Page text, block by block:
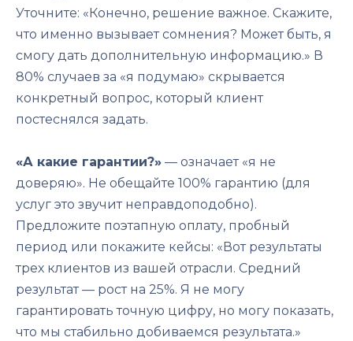
Уточните: «Конечно, решение важное. Скажите,
что именно вызывает сомнения? Может быть, я
смогу дать дополнительную информацию.» В
80% случаев за «я подумаю» скрывается
конкретный вопрос, который клиент
постеснялся задать.
«А какие гарантии?» — означает «я не
доверяю». Не обещайте 100% гарантию (для
услуг это звучит неправдоподобно).
Предложите поэтапную оплату, пробный
период или покажите кейсы: «Вот результаты
трех клиентов из вашей отрасли. Средний
результат — рост на 25%. Я не могу
гарантировать точную цифру, но могу показать,
что мы стабильно добиваемся результата.»